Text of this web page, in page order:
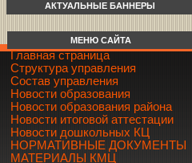
АКТУАЛЬНЫЕ БАННЕРЫ
МЕНЮ САЙТА
Главная страница
Структура управления
Состав управления
Новости образования
Новости образования района
Новости итоговой аттестации
Новости дошкольных КЦ
НОРМАТИВНЫЕ ДОКУМЕНТЫ
МАТЕРИАЛЫ КМЦ